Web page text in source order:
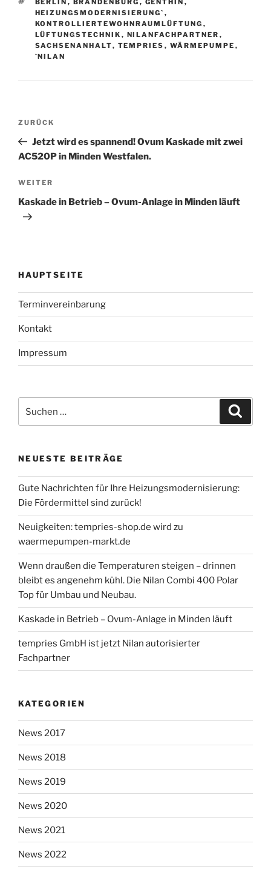
HEIZUNGSMODERNISIERUNG`,
KONTROLLIERTEWOHNRAUMLÜFTUNG ,
LÜFTUNGSTECHNIK , NILANFACHPARTNER ,
SACHSENANHALT, TEMPRIES , WÄRMEPUMPE ,
`NILAN
Beitragsnavigation
Vorheriger
Beitrag
ZURÜCK
Jetzt wird es spannend! Ovum Kaskade mit zwei
AC520P in Minden Westfalen.
Nächster
Beitrag
WEITER
Kaskade in Betrieb – Ovum-Anlage in Minden läuft
HAUPTSEITE
Terminvereinbarung
Kontakt
Impressum
nach:
NEUESTE BEITRÄGE
Gute Nachrichten für Ihre Heizungsmodernisierung:
Die Fördermittel sind zurück!
Neuigkeiten: tempries-shop.de wird zu
waermepumpen-markt.de
Wenn draußen die Temperaturen steigen – drinnen
bleibt es angenehm kühl. Die Nilan Combi 400 Polar
Top für Umbau und Neubau.
Kaskade in Betrieb – Ovum-Anlage in Minden läuft
tempries GmbH ist jetzt Nilan autorisierter
Fachpartner
KATEGORIEN
News 2017
News 2018
News 2019
News 2020
News 2021
News 2022